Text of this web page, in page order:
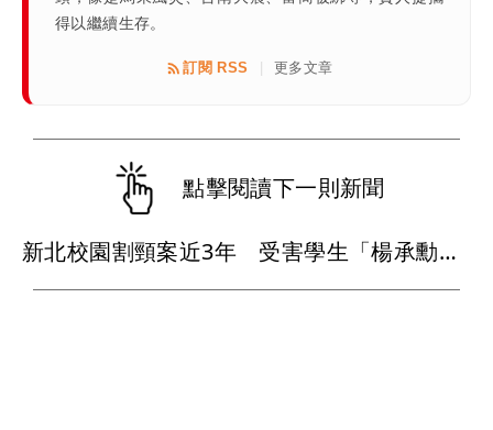
得以繼續生存。
訂閱 RSS 更多文章
點擊閱讀下一則新聞
新北校園割頸案近3年 受害學生「楊承勳」姓名正式解禁